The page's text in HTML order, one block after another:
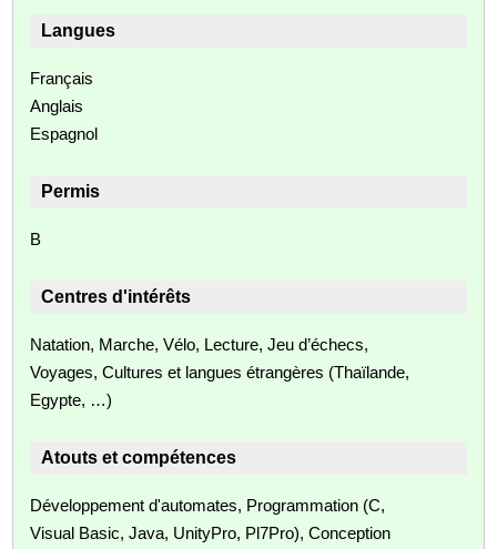
Langues
Français
Anglais
Espagnol
Permis
B
Centres d'intérêts
Natation, Marche, Vélo, Lecture, Jeu d’échecs,
Voyages, Cultures et langues étrangères (Thaïlande,
Egypte, …)
Atouts et compétences
Développement d'automates, Programmation (C,
Visual Basic, Java, UnityPro, Pl7Pro), Conception